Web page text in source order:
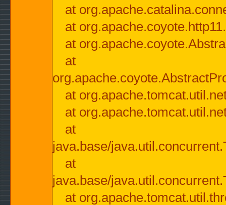
at
at
at
at
at
at
at
java.base/
at
java.base/
at